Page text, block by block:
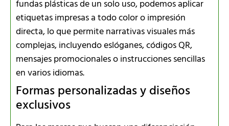
fundas plásticas de un solo uso, podemos aplicar
etiquetas impresas a todo color o impresión
directa, lo que permite narrativas visuales más
complejas, incluyendo eslóganes, códigos QR,
mensajes promocionales o instrucciones sencillas
en varios idiomas.
Formas personalizadas y diseños
exclusivos